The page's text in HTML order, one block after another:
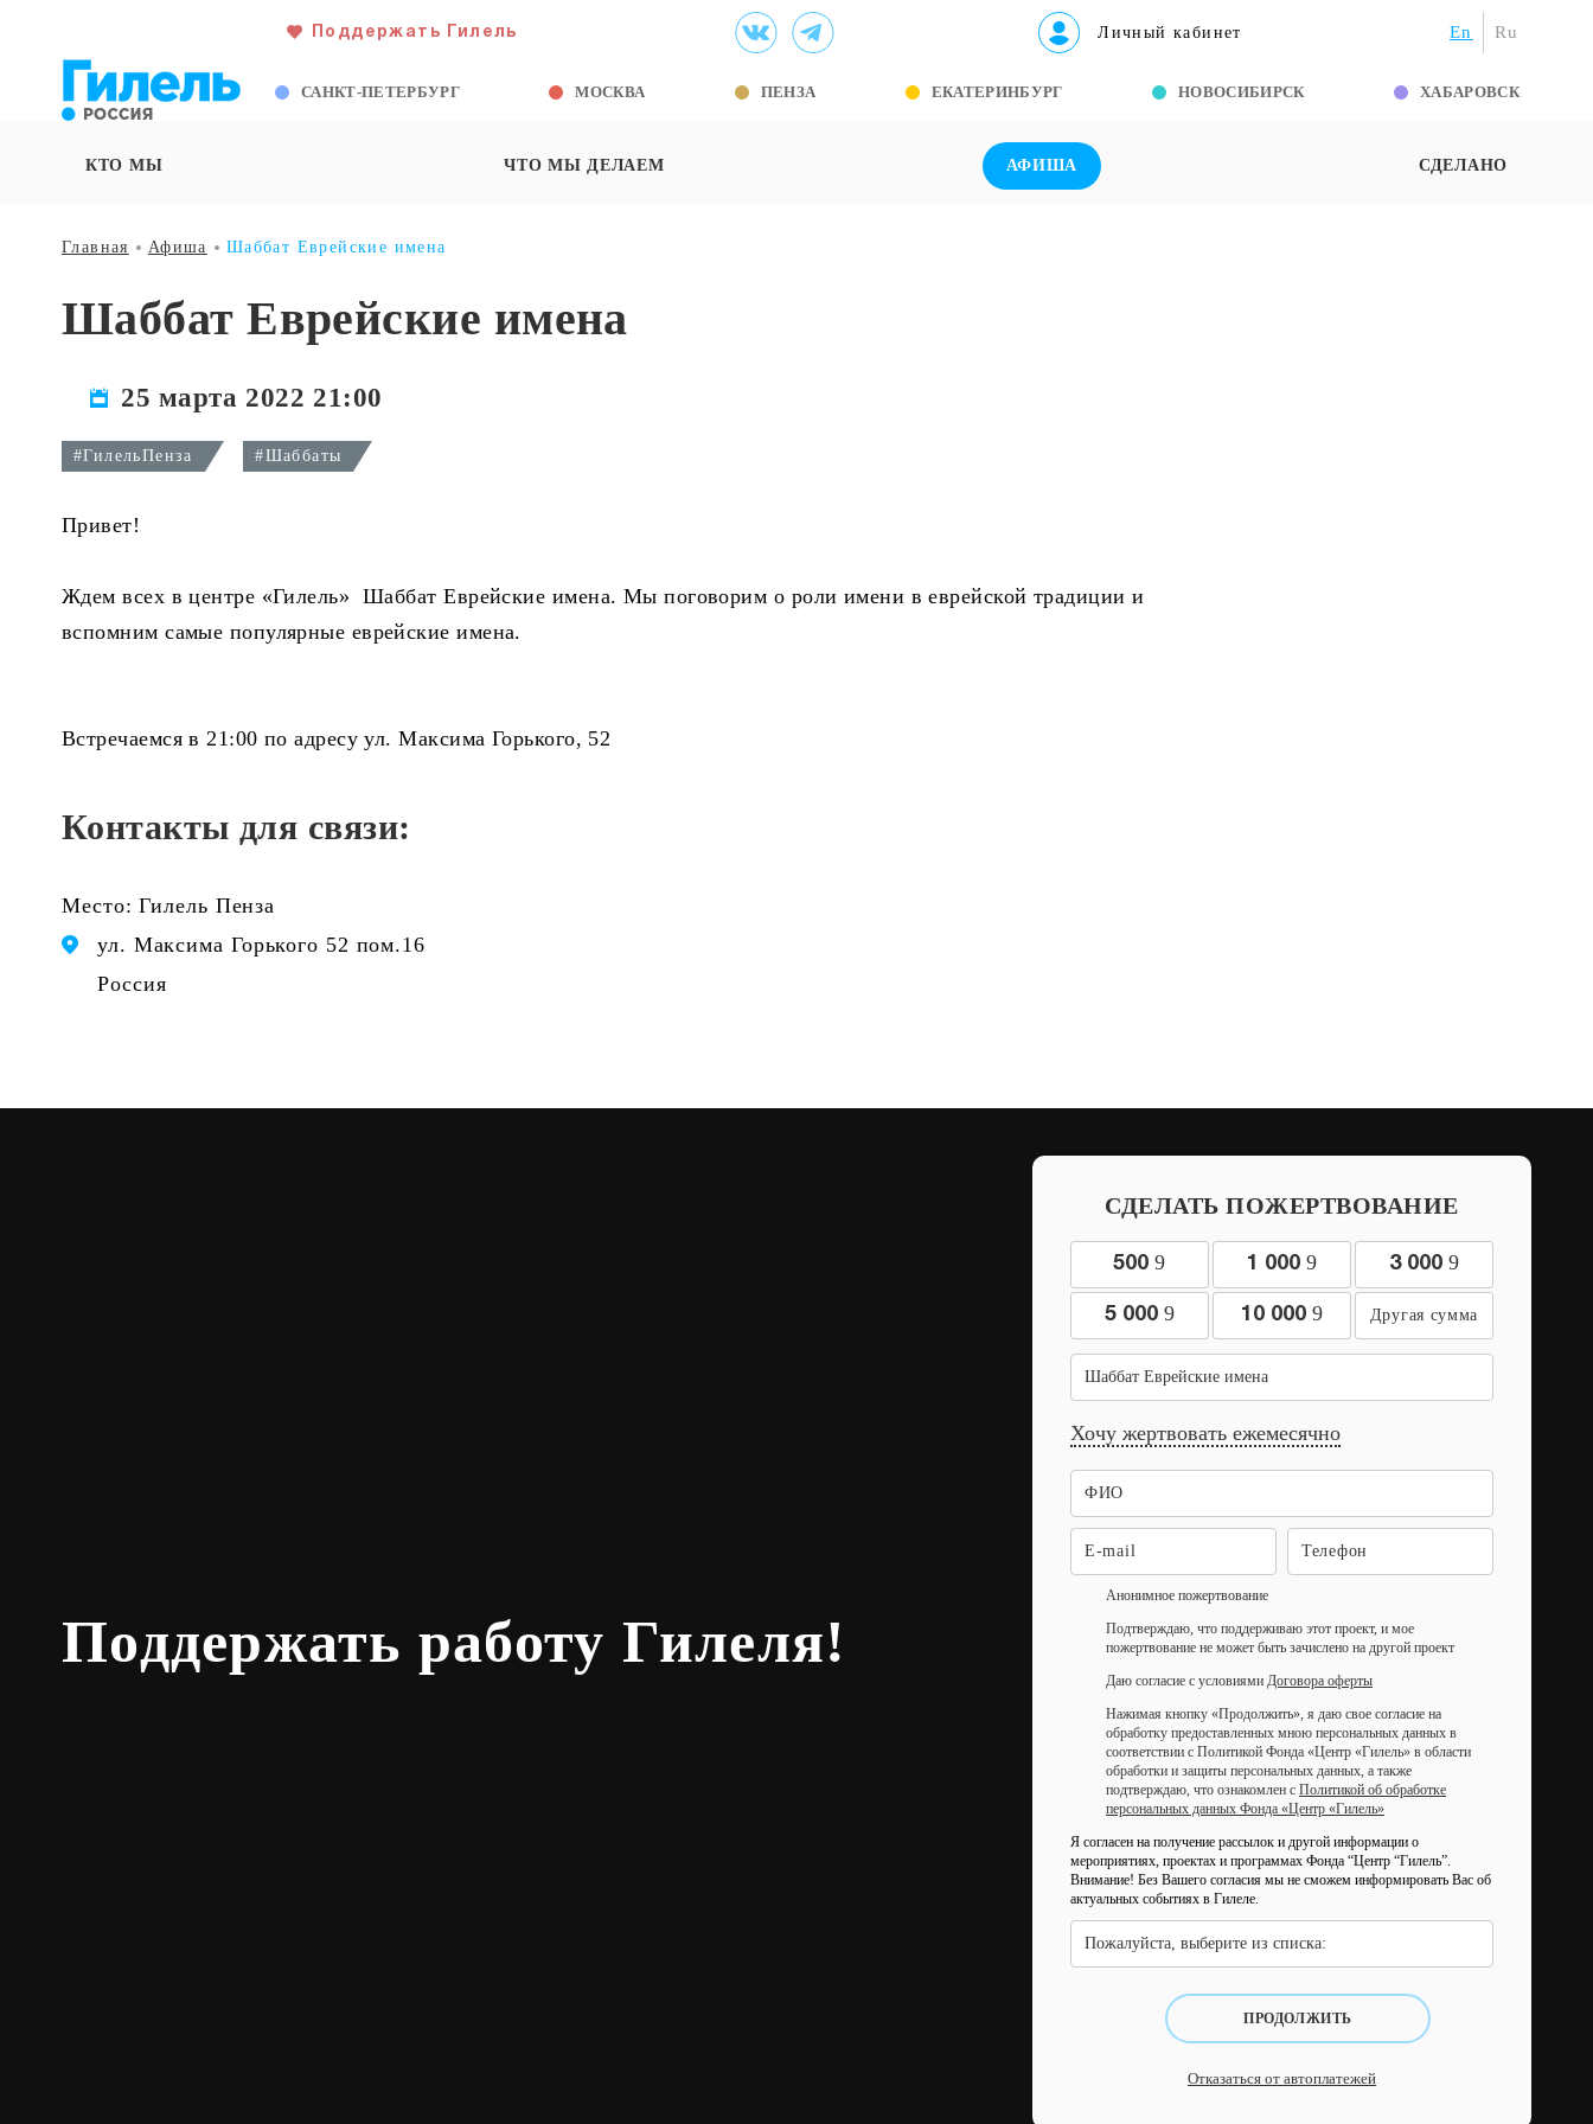
Поддержать Гилель Личный кабинет En Ru
САНКТ-ПЕТЕРБУРГ МОСКВА ПЕНЗА ЕКАТЕРИНБУРГ НОВОСИБИРСК ХАБАРОВСК
КТО МЫ ЧТО МЫ ДЕЛАЕМ АФИША СДЕЛАНО
Главная Афиша Шаббат Еврейские имена
Шаббат Еврейские имена
25 марта 2022 21:00
#ГилельПенза #Шаббаты
Привет!
Ждем всех в центре «Гилель» Шаббат Еврейские имена. Мы поговорим о роли имени в еврейской традиции и
вспомним самые популярные еврейские имена.
Встречаемся в 21:00 по адресу ул. Максима Горького, 52
Контакты для связи:
Место: Гилель Пенза
ул. Максима Горького 52 пом.16
Россия
Поддержать работу Гилеля!
СДЕЛАТЬ ПОЖЕРТВОВАНИЕ
5009 1 000 9 3 000 9
5 000 9 10 000 9
Шаббат Еврейские имена
Хочу жертвовать ежемесячно
Анонимное пожертвование
Подтверждаю, что поддерживаю этот проект, и мое
пожертвование не может быть зачислено на другой проект
Даю согласие с условиями Договора оферты
Нажимая кнопку «Продолжить», я даю свое согласие на
обработку предоставленных мною персональных данных в
соответствии с Политикой Фонда «Центр «Гилель» в области
обработки и защиты персональных данных, а также
подтверждаю, что ознакомлен с Политикой об обработке
персональных данных Фонда «Центр «Гилель»
Я согласен на получение рассылок и другой информации о
мероприятиях, проектах и программах Фонда “Центр “Гилель”.
Внимание! Без Вашего согласия мы не сможем информировать Вас об
актуальных событиях в Гилеле.
Пожалуйста, выберите из списка:
ПРОДОЛЖИТЬ
Отказаться от автоплатежей